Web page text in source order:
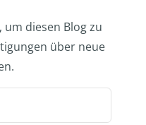
um diesen Blog zu
über neue